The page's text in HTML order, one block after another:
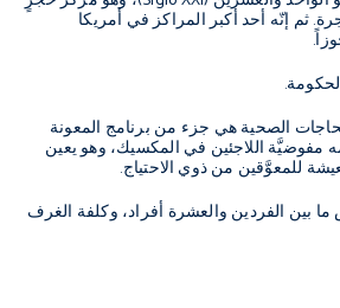
ثم إنّه أحد أكبر المراكز في أمريكا
الصحية هي جزء من برنامج المعونة
مفوضيَّة اللاجئين في المكسيك، وهو يعين
للمعوَّقين من ذوي الاحتياج.
بين الفردين والعشرة أفراد، وكلفة الغرف